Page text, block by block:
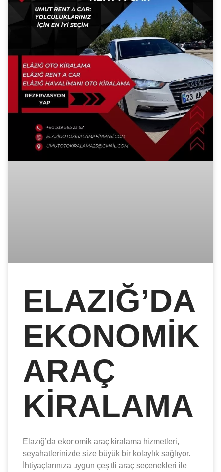
ELAZIĞ’DA
EKONOMIK
ARAÇ
KIRALAMA
Elazığ’da ekonomik araç kiralama hizmetleri,
seyahatlerinizde size büyük bir kolaylık sağlıyor.
İhtiyaçlarınıza uygun çeşitli araç seçenekleri ile